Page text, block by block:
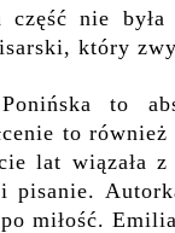
część nie
który
to
to
lat wiązała
pisanie.
miłość.